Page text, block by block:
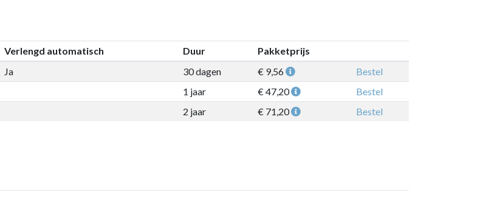
Verlengd automatisch Duur
Pakketprijs
Ja 30 dagen € 9,56
Bestel
1 jaar
€ 47,20
Bestel
2 jaar
€ 71,20 Bestel